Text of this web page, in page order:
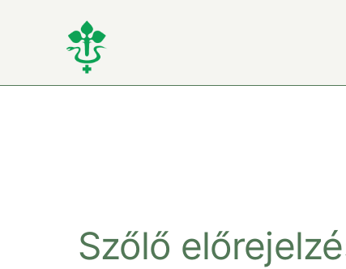
Szőlő